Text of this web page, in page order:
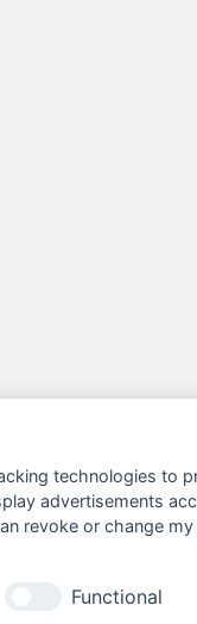
technologies to
advertisements
revoke or change
Functional